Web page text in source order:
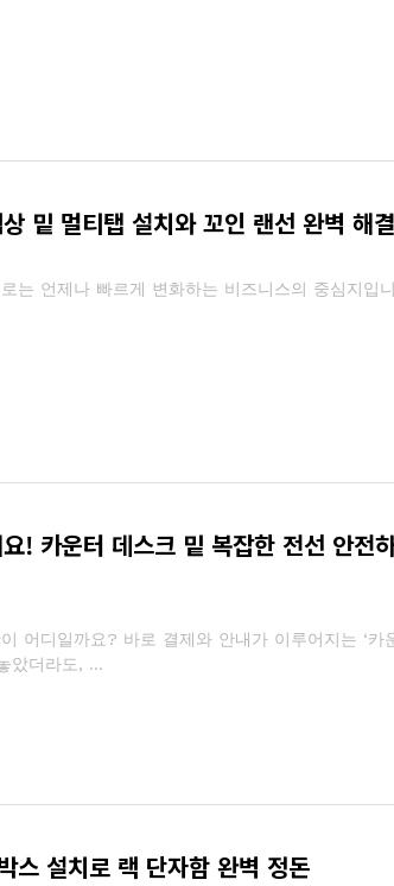
밑 멀티탭 설치와 꼬인 랜선 완벽 해
는 언제나 빠르게 변화하는 비즈니스의 중심지입
! 카운터 데스크 밑 복잡한 전선 안전
어디일까요? 바로 결제와 안내가 이루어지는 ‘카
았더라도, …
스 설치로 랙 단자함 완벽 정돈